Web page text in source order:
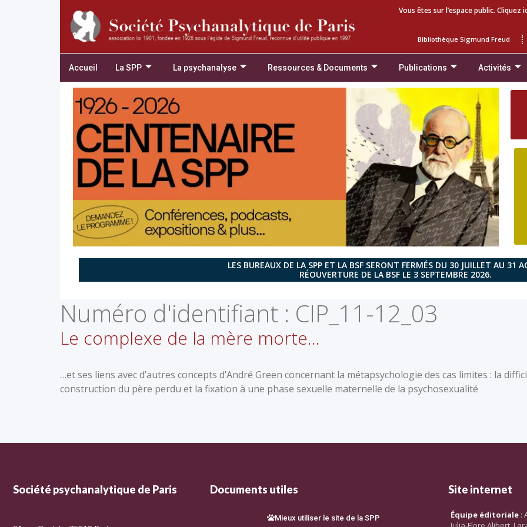
Vous êtes sur l’espace public.
Bibliothèque Sigmund Freud
Accueil La SPP La psychanalyse Ressources & Documents Publications Activités
LES BUREAUX DE LA SPP ET LA BSF SERONT FERMÉS DU 30 JUILLET AU 31
RÉOUVERTURE DE LA BSF LE 3 SEPTEMBRE 2026.
Numéro d'identifiant : CIP_11-12_03
Le complexe de la mère morte…
…et ses liens avec d’autres concepts d’André Green concernant la métapsychologie des cas limites : la
construction du père perdu et la fixation à une phase sexuelle maternelle de la psychosexualité
Société psychanalytique de Paris Documents utiles
Mieux utiliser le site de la SPP
Site internet
Équipe éditoriale :